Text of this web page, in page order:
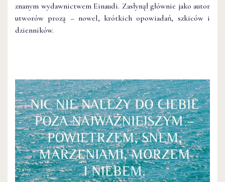
znanym wydawnictwem Einaudi. Zasłynął głównie jako autor
utworów prozą – nowel, krótkich opowiadań, szkiców i
dzienników.